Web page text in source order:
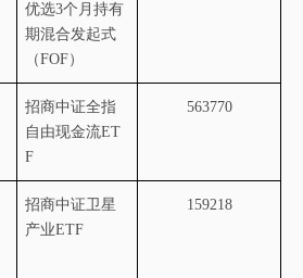
优选3个月持有
期混合发起式
（FOF）
招商中证全指
自由现金流ET
F
563770
招商中证卫星
产业ETF
159218